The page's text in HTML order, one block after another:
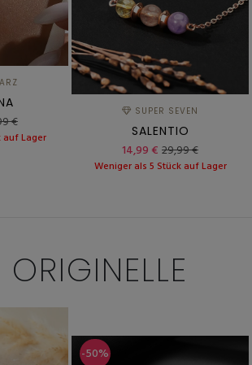
€
auf Lager
SUPER SEVEN
SALENTIO
14,99 € 29,99 €
Weniger als 5 Stück auf Lager
ORIGINELLE
-50%